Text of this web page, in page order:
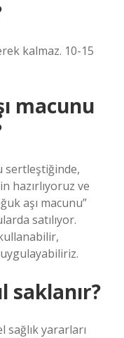
kalmaz. 10-15
macunu
sertleştiğinde,
hazırlıyoruz ve
aşı macunu”
satılıyor.
uygulayabiliriz.
saklanır?
sağlık yararları